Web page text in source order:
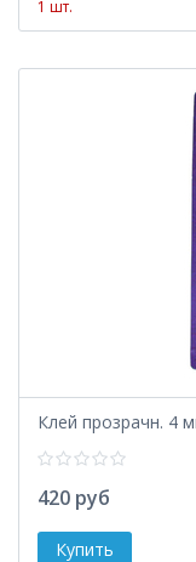
1 шт.
Клей прозрачн. 4
420 руб